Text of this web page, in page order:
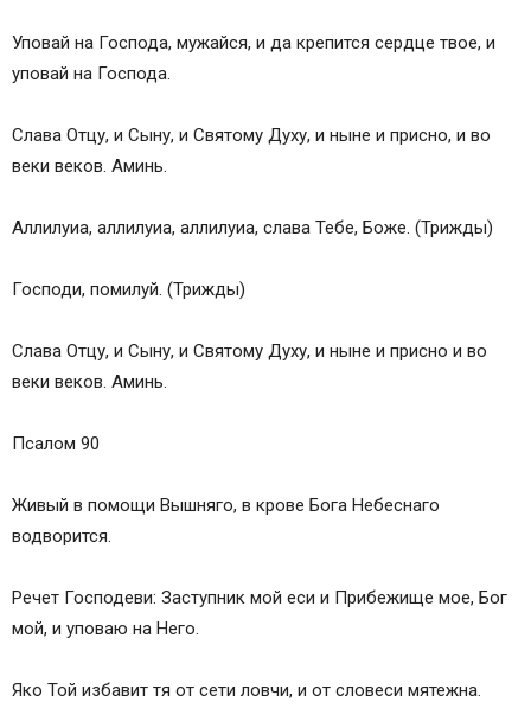
Уповай на Господа, мужайся, и да крепится сердце твое, и
уповай на Господа.
Слава Отцу, и Сыну, и Святому Духу, и ныне и присно, и во
веки веков. Аминь.
Аллилуиа, аллилуиа, аллилуиа, слава Тебе, Боже. (Трижды)
Господи, помилуй. (Трижды)
Слава Отцу, и Сыну, и Святому Духу, и ныне и присно и во
веки веков. Аминь.
Псалом 90
Живый в помощи Вышняго, в крове Бога Небеснаго
водворится.
Речет Господеви: Заступник мой еси и Прибежище мое, Бог
мой, и уповаю на Него.
Яко Той избавит тя от сети ловчи, и от словеси мятежна.